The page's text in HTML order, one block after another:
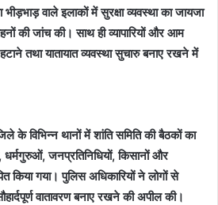
वाले इलाकों में सुरक्षा व्यवस्था का जायजा
की जांच की। साथ ही व्यापारियों और आम
तथा यातायात व्यवस्था सुचारु बनाए रखने में
के विभिन्न थानों में शांति समिति की बैठकों का
जनप्रतिनिधियों, किसानों और
किया गया। पुलिस अधिकारियों ने लोगों से
वातावरण बनाए रखने की अपील की।